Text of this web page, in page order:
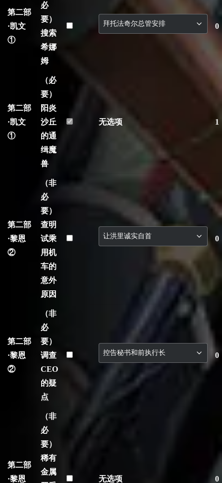
第二部
·凯文
①
必
要）
搜索
希娜
姆
0
第二部
·凯文
①
（必
要）
阳炎
沙丘
的通
缉魔
兽
无选项 1
第二部
·黎恩
②
（非
必
要）
查明
试乘
用机
车的
意外
原因
0
第二部
·黎恩
②
（非
必
要）
调查
CEO
的疑
点
0
第二部
·黎恩
（非
必
要）
稀有
金属
无选项 0